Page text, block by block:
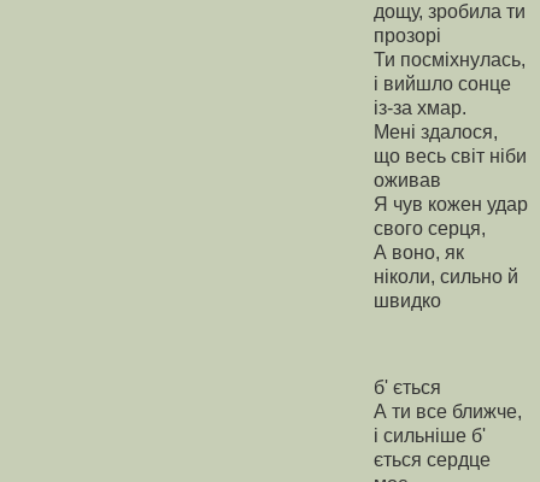
дощу, зробила ти
прозорі
Ти посміхнулась,
і вийшло сонце
із-за хмар.
Мені здалося,
що весь світ ніби
оживав
Я чув кожен удар
свого серця,
А воно, як
ніколи, сильно й
швидко
б' ється
А ти все ближче,
і сильніше б'
ється сердце